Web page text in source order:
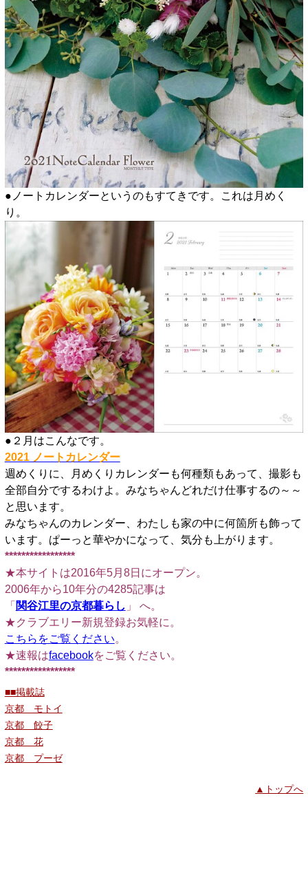
●ノートカレンダーというのもすてきです。これは月めく
り。
●２月はこんなです。
2021 ノートカレンダー
週めくりに、月めくりカレンダーも何種類もあって、撮影も
全部自分でするわけよ。みなちゃんどれだけ仕事するの～～
と思います。
みなちゃんのカレンダー、わたしも家の中に何箇所も飾って
います。ぱーっと華やかになって、気分も上がります。
*****************
★本サイトは2016年5月8日にオープン。
2006年から10年分の4285記事は
「 関谷江里の京都暮らし 」 へ。
★クラブエリー新規登録お気軽に。
こちらをご覧ください。
★速報はfacebookをご覧ください。
*****************
■■掲載誌
京都 モトイ
京都 餃子
京都 花
京都 プーゼ
▲トップへ